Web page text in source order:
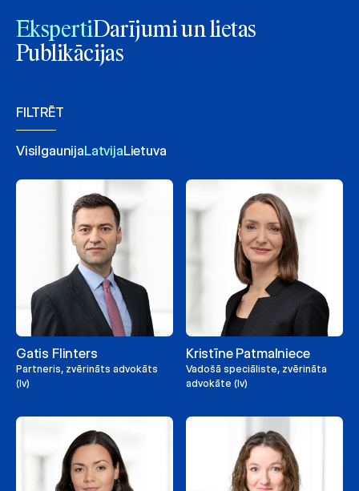
EkspertiDarījumi un lietas
Publikācijas
FILTRĒT
VisiIgaunijaLatvijaLietuva
Gatis Flinters
Partneris, zvērināts advokāts
(lv)
Kristīne Patmalniece
Vadošā speciāliste, zvērināta
advokāte (lv)